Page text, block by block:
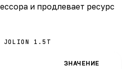
и продлевает ресурс
JOLION 1.5T
ЗНАЧЕНИЕ